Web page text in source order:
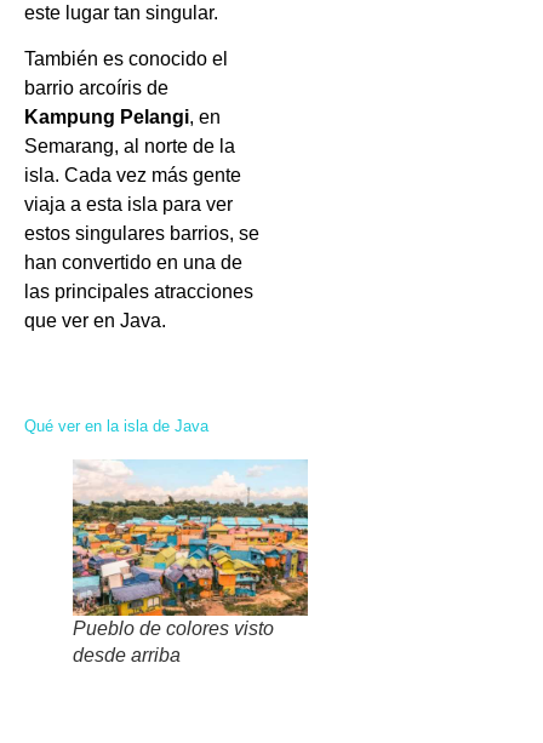
este lugar tan singular.
También es conocido el
barrio arcoíris de
Kampung Pelangi, en
Semarang, al norte de la
isla. Cada vez más gente
viaja a esta isla para ver
estos singulares barrios, se
han convertido en una de
las principales atracciones
que ver en Java.
Qué ver en la isla de Java
Pueblo de colores visto
desde arriba